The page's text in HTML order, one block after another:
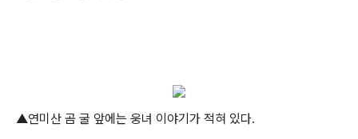
▲연미산 곰 굴 앞에는 웅녀 이야기가 적혀 있다.